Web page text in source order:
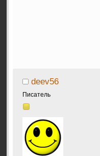
deev56
Писатель